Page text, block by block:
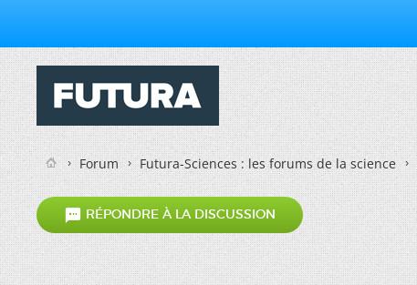
Forum Futura-Sciences : les forums de la science
 RÉPONDRE À LA DISCUSSION